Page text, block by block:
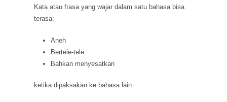
Kata atau frasa yang wajar dalam satu bahasa bisa
terasa:
Aneh
Bertele-tele
Bahkan menyesatkan
ketika dipaksakan ke bahasa lain.